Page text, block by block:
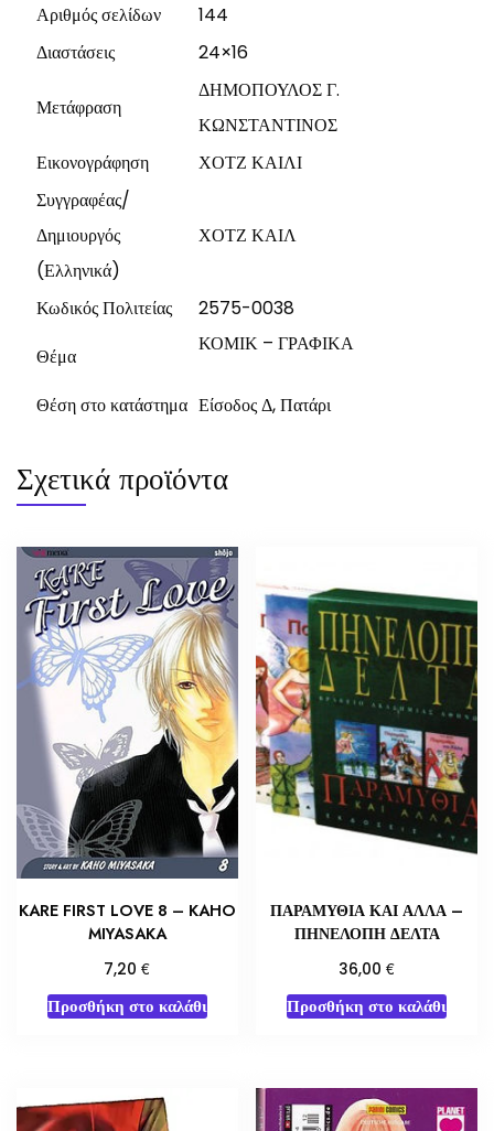
Αριθμός σελίδων
144
Διαστάσεις
24×16
Μετάφραση
ΔΗΜΟΠΟΥΛΟΣ Γ.
ΚΩΝΣΤΑΝΤΙΝΟΣ
Εικονογράφηση
ΧΟΤΖ ΚΑΙΛΙ
Συγγραφέας/
Δημιουργός
(Ελληνικά)
ΧΟΤΖ ΚΑΙΛ
Κωδικός Πολιτείας
2575-0038
Θέμα
ΚΟΜΙΚ – ΓΡΑΦΙΚΑ
Θέση στο κατάστημα Είσοδος Δ, Πατάρι
Σχετικά προϊόντα
KARE FIRST LOVE 8 – KAHO
MIYASAKA
7,20€
Προσθήκη στο καλάθι
ΠΑΡΑΜΥΘΙΑ ΚΑΙ ΑΛΛΑ –
ΠΗΝΕΛΟΠΗ ΔΕΛΤΑ
36,00€
Προσθήκη στο καλάθι